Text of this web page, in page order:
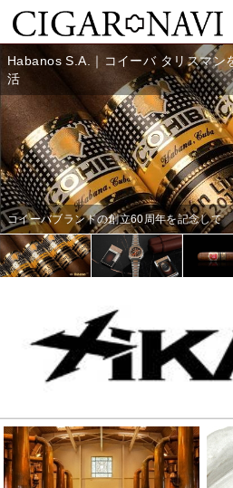
会員登録 お問い合わせ
How to Cigar?
Cigar Information
Memorandum 葉